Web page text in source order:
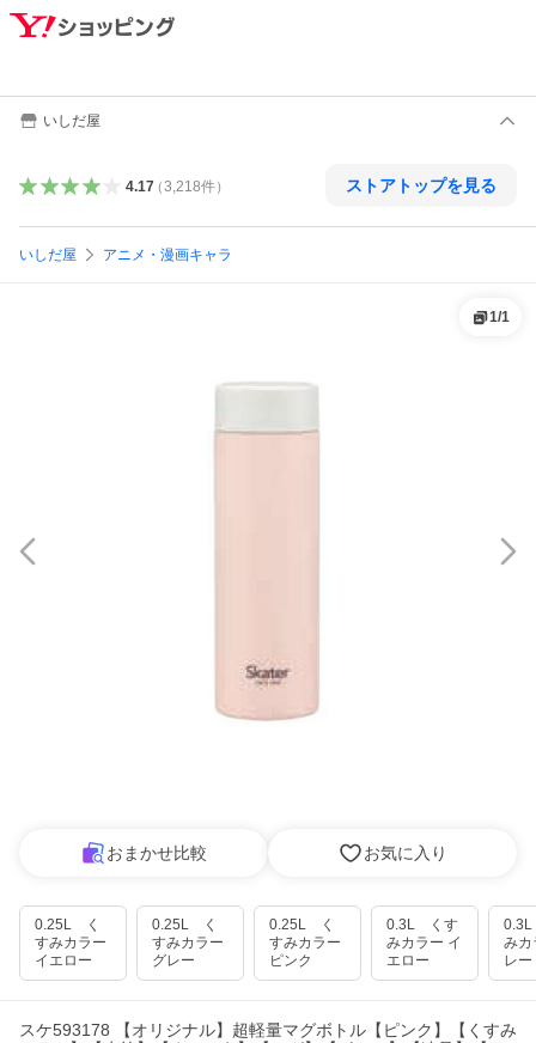
いしだ屋
4.17（3,218件） ストアトップを見る
いしだ屋 アニメ・漫画キャラ
1/1
おまかせ比較 お気に入り
0.25L く
すみカラー
イエロー
0.25L く
すみカラー
グレー
0.25L く
すみカラー
ピンク
0.3L くす
みカラー イ
エロー
みカ
レー
スケ593178 【オリジナル】超軽量マグボトル【ピンク】【くすみ